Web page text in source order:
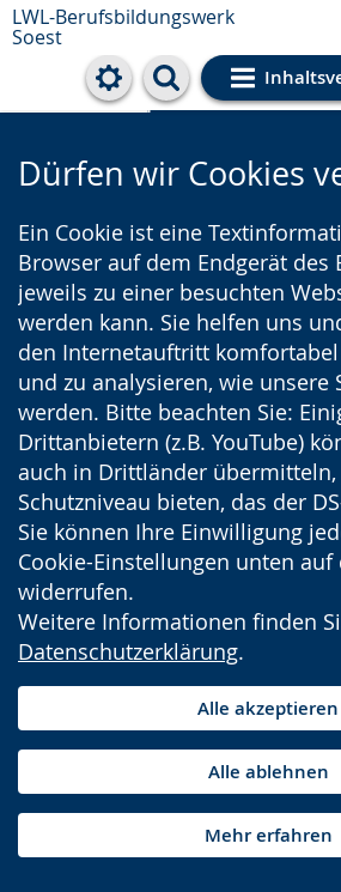
LWL-Berufsbildungswerk
Soest
Cookie-
Dürfen wir Cookies
Ein Cookie ist eine
Browser auf dem Endgerät des
jeweils zu einer besuchten
werden kann. Sie helfen uns
den Internetauftritt
und zu analysieren, wie unsere
werden. Bitte beachten Sie:
Drittanbietern (z.B. YouTube)
auch in Drittländer
Schutzniveau bieten, das der
Sie können Ihre Einwilligung
Cookie-Einstellungen unten auf
widerrufen.
Weitere Informationen finden
Datenschutzerklärung.
Alle akzeptieren
Alle ablehnen
Mehr erfahren